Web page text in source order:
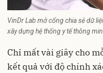
VinDr Lab mở cổng chia sẻ dữ
xây dựng hệ thống y tế thông
Chỉ mất vài giây cho
kết quả với độ chính